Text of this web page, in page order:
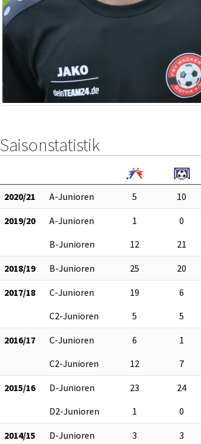
Saisonstatistik
2020/21 A-Junioren 5 10
2019/20 A-Junioren 1 0
B-Junioren
12 21
2018/19 B-Junioren 25 20
2017/18 C-Junioren 19 6
C2-Junioren
5 5
2016/17 C-Junioren 6 1
C2-Junioren
12 7
2015/16 D-Junioren 23 24
D2-Junioren
1 0
2014/15 D-Junioren 3 3